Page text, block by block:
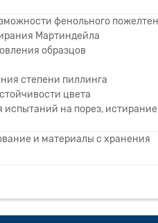
фенольного
Мартиндейла
образцов
степени пиллинга
цвета
на порез,
и материалы с хранения